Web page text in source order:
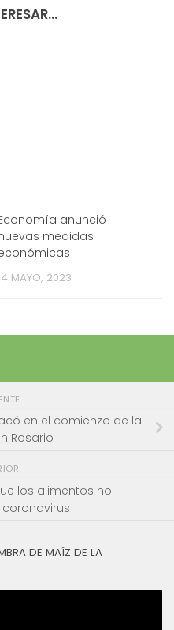
anunció
medidas
MAYO, 2023
en el comienzo de la
Rosario
los alimentos no
DE MAÍZ DE LA